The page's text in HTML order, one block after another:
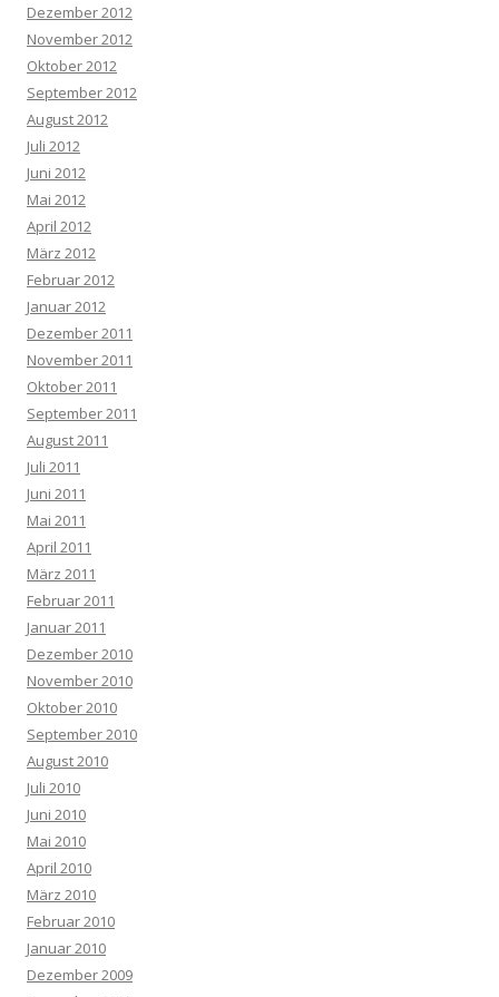
Dezember 2012
November 2012
Oktober 2012
September 2012
August 2012
Juli 2012
Juni 2012
Mai 2012
April 2012
März 2012
Februar 2012
Januar 2012
Dezember 2011
November 2011
Oktober 2011
September 2011
August 2011
Juli 2011
Juni 2011
Mai 2011
April 2011
März 2011
Februar 2011
Januar 2011
Dezember 2010
November 2010
Oktober 2010
September 2010
August 2010
Juli 2010
Juni 2010
Mai 2010
April 2010
März 2010
Februar 2010
Januar 2010
Dezember 2009